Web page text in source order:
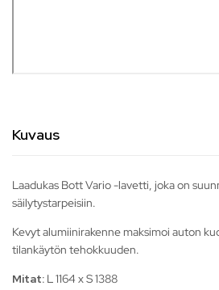
Kuvaus
Laadukas Bott Vario -lavetti, joka on
säilytystarpeisiin.
Kevyt alumiinirakenne maksimoi auton
tilankäytön tehokkuuden.
Mitat: L 1164 x S 1388